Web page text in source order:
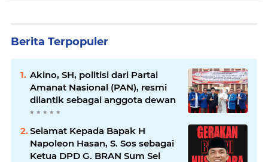
Berita Terpopuler
Akino, SH, politisi dari Partai
Amanat Nasional (PAN), resmi
dilantik sebagai anggota dewan
Selamat Kepada Bapak H
Napoleon Hasan, S. Sos sebagai
Ketua DPD G. BRAN Sum Sel